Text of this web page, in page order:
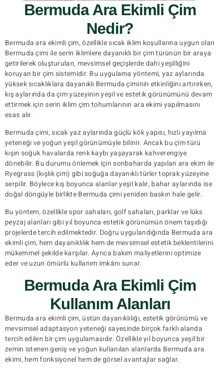
Bermuda Ara Ekimli Çim
Nedir?
Bermuda ara ekimli çim, özellikle sıcak iklim koşullarına uygun olan
Bermuda çimi ile serin iklimlere dayanıklı bir çim türünün bir araya
getirilerek oluşturulan, mevsimsel geçişlerde dahi yeşilliğini
koruyan bir çim sistemidir. Bu uygulama yöntemi, yaz aylarında
yüksek sıcaklıklara dayanıklı Bermuda çiminin etkinliğini artırırken,
kış aylarında da çim yüzeyinin yeşil ve estetik görünümünü devam
ettirmek için serin iklim çim tohumlarının ara ekimi yapılmasını
esas alır.
Bermuda çimi, sıcak yaz aylarında güçlü kök yapısı, hızlı yayılma
yeteneği ve yoğun yeşil görünümüyle bilinir. Ancak bu çim türü
kışın soğuk havalarda renk kaybı yaşayarak kahverengiye
dönebilir. Bu durumu önlemek için sonbaharda yapılan ara ekim ile
Ryegrass (kışlık çim) gibi soğuğa dayanıklı türler toprak yüzeyine
serpilir. Böylece kış boyunca alanlar yeşil kalır, bahar aylarında ise
doğal döngüyle birlikte Bermuda çimi yeniden baskın hale gelir.
Bu yöntem, özellikle spor sahaları, golf sahaları, parklar ve lüks
peyzaj alanları gibi yıl boyunca estetik görünümün önem taşıdığı
projelerde tercih edilmektedir. Doğru uygulandığında Bermuda ara
ekimli çim, hem dayanıklılık hem de mevsimsel estetik beklentilerini
mükemmel şekilde karşılar. Ayrıca bakım maliyetlerini optimize
eder ve uzun ömürlü kullanım imkânı sunar.
Bermuda Ara Ekimli Çim
Kullanım Alanları
Bermuda ara ekimli çim, üstün dayanıklılığı, estetik görünümü ve
mevsimsel adaptasyon yeteneği sayesinde birçok farklı alanda
tercih edilen bir çim uygulamasıdır. Özellikle yıl boyunca yeşil bir
zemin istenen geniş ve yoğun kullanılan alanlarda Bermuda ara
ekimi, hem fonksiyonel hem de görsel avantajlar sağlar.